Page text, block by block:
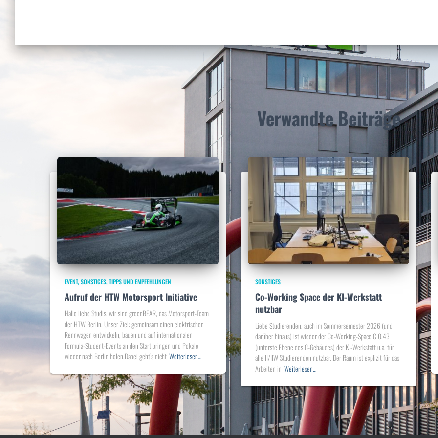
Verwandte Beiträge
EVENT SONSTIGES TIPPS UND EMPFEHLUNGEN
Aufruf der HTW Motorsport Initiative
Hallo liebe Studis, wir sind greenBEAR, das Motorsport-Team
der HTW Berlin. Unser Ziel: gemeinsam einen elektrischen
Rennwagen entwickeln, bauen und auf internationalen
Formula-Student-Events an den Start bringen und Pokale
wieder nach Berlin holen.Dabei geht’s nicht Weiterlesen…
SONSTIGES
Co-Working Space der KI-Werkstatt
nutzbar
Liebe Studierenden, auch im Sommersemester 2026 (und
darüber hinaus) ist wieder der Co-Working-Space C 0.43
(unterste Ebene des C-Gebäudes) der KI-Werkstatt u.a. für
alle II/IIW Studierenden nutzbar. Der Raum ist explizit für das
Arbeiten in Weiterlesen…